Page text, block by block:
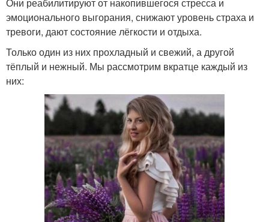
эмоционального выгорания, снижают уровень страха и
тревоги, дают состояние лёгкости и отдыха.
Только один из них прохладный и свежий, а другой
тёплый и нежный. Мы рассмотрим вкратце каждый из
них: